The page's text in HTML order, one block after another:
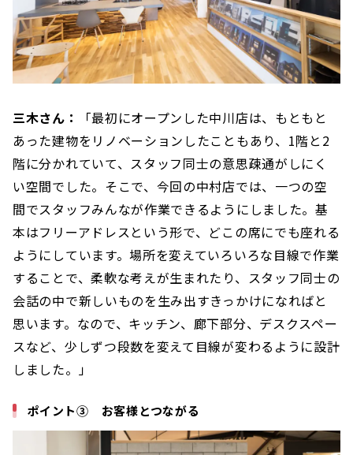
三木さん：
「最初にオープンした中川店は、もともと
あった建物をリノベーションしたこともあり、1階と2
階に分かれていて、スタッフ同士の意思疎通がしにく
い空間でした。そこで、今回の中村店では、一つの空
間でスタッフみんなが作業できるようにしました。基
本はフリーアドレスという形で、どこの席にでも座れる
ようにしています。場所を変えていろいろな目線で作業
することで、柔軟な考えが生まれたり、スタッフ同士の
会話の中で新しいものを生み出すきっかけになればと
思います。なので、キッチン、廊下部分、デスクスペー
スなど、少しずつ段数を変えて目線が変わるように設計
しました。」
ポイント③ お客様とつながる